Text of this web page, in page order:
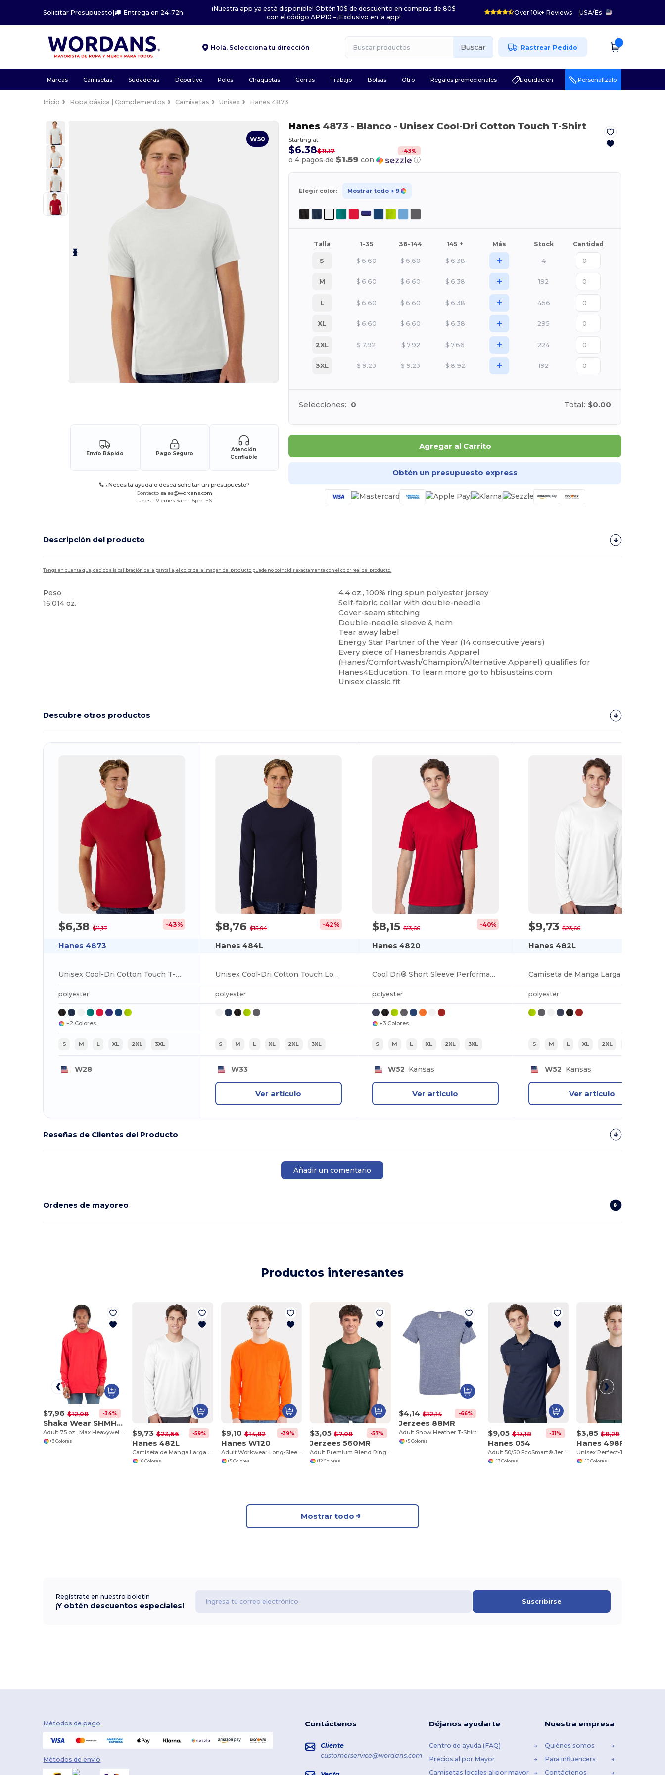
Solicitar Presupuesto| Entrega en 24-72h
¡Nuestra app ya está disponible! Obtén 10$ de descuento en compras de 80$
con el código APP10 – ¡Exclusivo en la app!
Over 10k+ Reviews USA/Es
Hola, Selecciona tu dirección Buscar Rastrear Pedido
Marcas Camisetas Sudaderas Deportivo Polos Chaquetas Gorras Trabajo Bolsas Otro Regalos promocionales Liquidación ¡Personalízalo!
Inicio Ropa básica | Complementos Camisetas Unisex Hanes 4873
W50
Envío Rápido Pago Seguro
Atención
Confiable
¿Necesita ayuda o desea solicitar un presupuesto?
Contacto sales@wordans.com
Lunes - Viernes 9am - 5pm EST
Hanes4873 - Blanco- Unisex Cool-Dri Cotton Touch T-Shirt
Starting at
$6.38$11.17 -43%
o 4 pagos de $1.59 con ⓘ
Elegir color: Mostrar todo + 9
Talla 1-35 36-144 145 + Más Stock Cantidad
S $ 6.60 $ 6.60 $ 6.38 + 4
M $ 6.60 $ 6.60 $ 6.38 + 192
L $ 6.60 $ 6.60 $ 6.38 + 456
XL $ 6.60 $ 6.60 $ 6.38 + 295
2XL $ 7.92 $ 7.92 $ 7.66 + 224
3XL $ 9.23 $ 9.23 $ 8.92 + 192
Selecciones: 0 Total: $0.00
Agregar al Carrito
Obtén un presupuesto express
Descripción del producto
Tenga en cuenta que, debido a la calibración de la pantalla, el color de la imagen del producto puede no coincidir exactamente con el color real del producto.
Peso
16.014 oz.
4.4 oz., 100% ring spun polyester jersey
Self-fabric collar with double-needle
Cover-seam stitching
Double-needle sleeve & hem
Tear away label
Energy Star Partner of the Year (14 consecutive years)
Every piece of Hanesbrands Apparel
(Hanes/Comfortwash/Champion/Alternative Apparel) qualifies for
Hanes4Education. To learn more go to hbisustains.com
Unisex classic fit
Descubre otros productos
$6,38$11,17 -43%
Hanes 4873
Unisex Cool-Dri Cotton Touch T-Shirt
polyester
+2 Colores
S M L XL 2XL 3XL
W28
$8,76 $15,04 -42%
Hanes 484L
Unisex Cool-Dri Cotton Touch Long-Sleeve T-Shirt
polyester
S M L XL 2XL 3XL
W33
Ver artículo
$8,15$13,66 -40%
Hanes 4820
Cool Dri® Short Sleeve Performance T-Shirt
polyester
+3 Colores
S M L XL 2XL 3XL
W52 Kansas
Ver artículo
$9,73$23,66
Hanes 482L
polyester
S M L XL 2XL
W52 Kansas
Ver artículo
Reseñas de Clientes del Producto
Añadir un comentario
Ordenes de mayoreo
Productos interesantes
$7,96 $12,08 -34%
Shaka Wear SHMHLS
Adult 7.5 oz., Max Heavyweight Long-Sleeve T-Shirt
+3 Colores
$9,73 $23,66 -59%
Hanes 482L
Camiseta de Manga Larga con Protección UV y FreshIQ
+6 Colores
$9,10 $14,82 -39%
Hanes W120
Adult Workwear Long-Sleeve Pocket T-Shirt
+5 Colores
$3,05 $7,08 -57%
Jerzees 560MR
Adult Premium Blend Ring-Spun T-Shirt
+12 Colores
$4,14 $12,14 -66%
Jerzees 88MR
Adult Snow Heather T-Shirt
+5 Colores
$9,05 $13,18 -31%
Hanes 054
Adult 50/50 EcoSmart® Jersey Knit Polo
+13 Colores
$3,85 $8,28
Hanes 498PT
+10 Colores
Mostrar todo
Regístrate en nuestro boletín
¡Y obtén descuentos especiales! Suscribirse
Métodos de pago
Métodos de envío
Contáctenos
Cliente
customerservice@wordans.com
Déjanos ayudarte
Centro de ayuda (FAQ)
Precios al por Mayor
Camisetas locales al por mayor
Nuestra empresa
Quiénes somos
Para influencers
Contáctenos